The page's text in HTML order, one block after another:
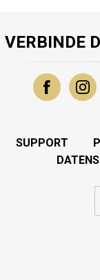
VERBINDE
SUPPORT